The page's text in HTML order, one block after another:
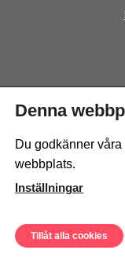
This site is protected
© Sweeto
Denna
Du godkänner
webbplats.
Inställningar
Tillåt alla cookies